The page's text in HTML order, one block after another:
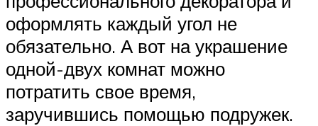
оформлять каждый угол не
обязательно. А вот на украшение
одной-двух комнат можно
потратить свое время,
заручившись помощью подружек.